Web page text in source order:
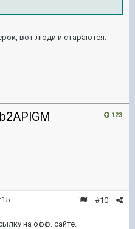
вот люди и стараются.
123
#10
на офф. сайте.